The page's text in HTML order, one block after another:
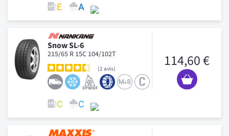
Snow SL-6
215/65 R 15C 104/102T
2 avis 114,60 €